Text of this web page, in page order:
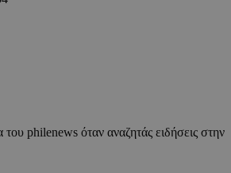
philenews όταν αναζητάς ειδήσεις στην